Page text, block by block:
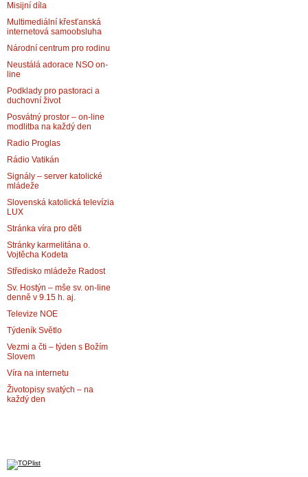
Misijní díla
Multimediální křesťanská
internetová samoobsluha
Národní centrum pro rodinu
Neustálá adorace NSO on-
line
Podklady pro pastoraci a
duchovní život
Posvátný prostor – on-line
modlitba na každý den
Radio Proglas
Rádio Vatikán
Signály – server katolické
mládeže
Slovenská katolická televízia
LUX
Stránka víra pro děti
Stránky karmelitána o.
Vojtěcha Kodeta
Středisko mládeže Radost
Sv. Hostýn – mše sv. on-line
denně v 9.15 h. aj.
Televize NOE
Týdeník Světlo
Vezmi a čti – týden s Božím
Slovem
Víra na internetu
Životopisy svatých – na
každý den